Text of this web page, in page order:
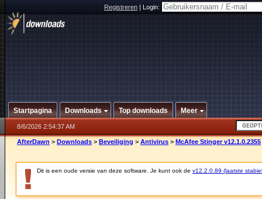
Registreren|Login:
Startpagina Downloads Top downloads Meer
8/6/2026 2:54:37 AM
AfterDawn > Downloads > Beveiliging > Antivirus > McAfee Stinger v12.1.0.2355
Dit is een oude versie van deze software. Je kunt ook de v12.2.0.89 (laatste